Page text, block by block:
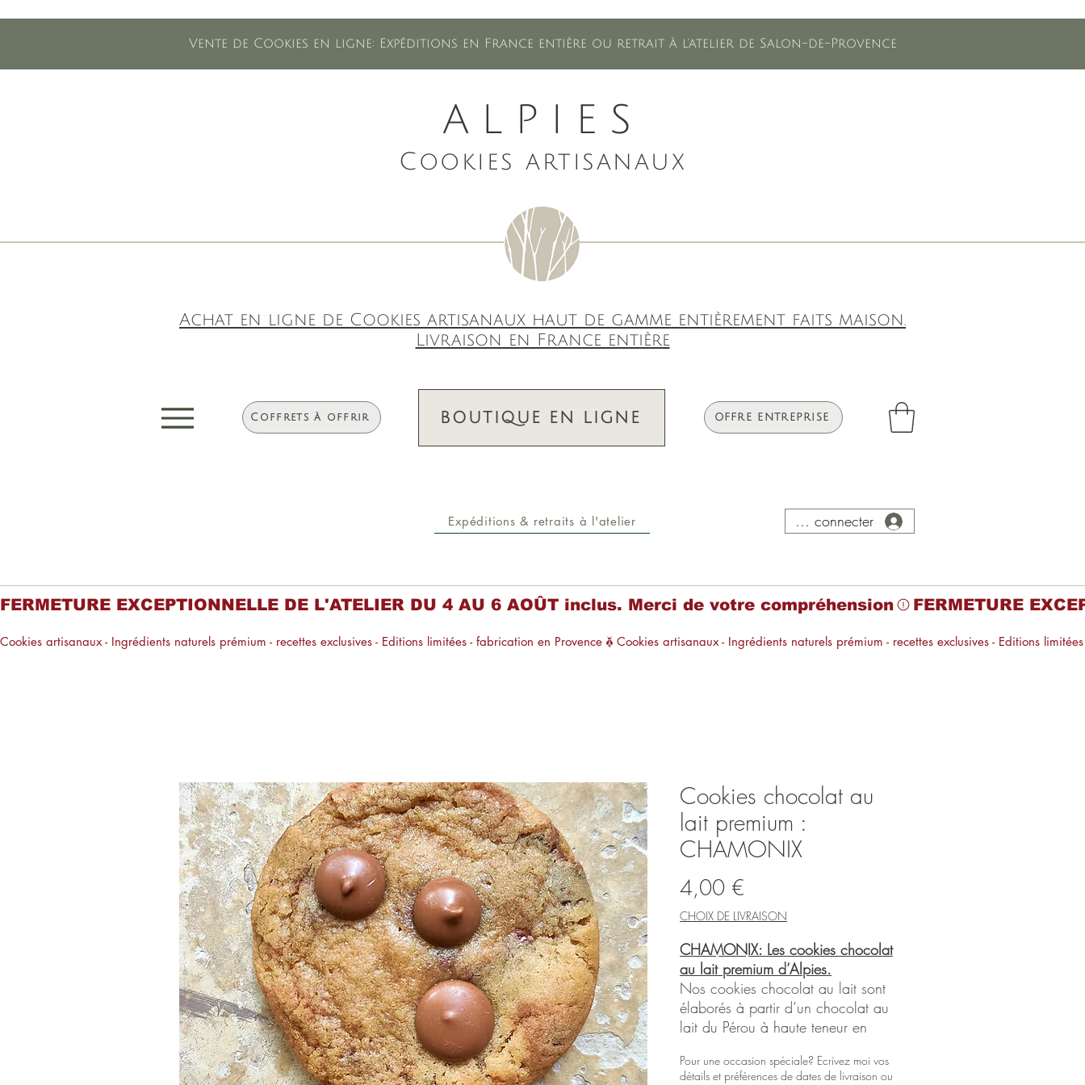
Vente de Cookies en ligne: Expéditions en France entière ou retrait à l'atelier de Salon-de-Provence
ALPIES
Cookies artisanaux
Achat en ligne de Cookies artisanaux haut de gamme entièrement faits maison.
Livraison en France entière
Coffrets à offrir BOUTIQUE EN LIGNE
Expéditions & retraits à l'atelier
OFFRE ENTREPRISE
Se connecter
FERMETURE EXCEPTIONNELLE DE L'ATELIER DU 4 AU 6 AOÛT inclus. Merci de votre compréhension
Cookies artisanaux - Ingrédients naturels prémium - recettes exclusives - Editions limitées - fabrication en Provence
Cookies chocolat au
lait premium :
CHAMONIX
4,00 €
CHOIX DE LIVRAISON
CHAMONIX: Les cookies chocolat
au lait premium d’Alpies.
Nos cookies chocolat au lait sont
élaborés à partir d’un chocolat au
lait du Pérou à haute teneur en
l’artisan chocolatier Nicolas Berger.
Pour une occasion spéciale? Ecrivez moi vos
détails et préférences de dates de livraison ou